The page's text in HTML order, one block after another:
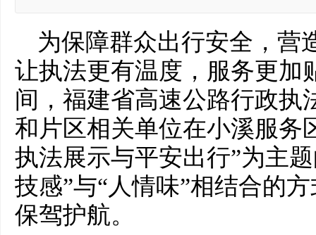
为保障群众出行安全，营
让执法更有温度，服务更加
间，福建省高速公路行政执
和片区相关单位在小溪服务
执法展示与平安出行”为主
技感”与“人情味”相结合的
保驾护航。